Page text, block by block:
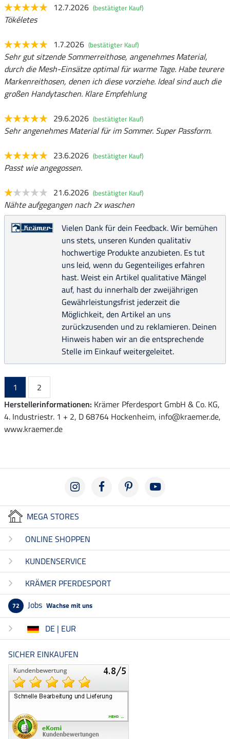
12.7.2026 (bestätigter Kauf)
Tökéletes
1.7.2026 (bestätigter Kauf)
Sehr gut sitzende Sommerreithose, angenehmes Material,
durch die Mesh-Einsätze optimal für warme Tage. Habe teurere
Markenreithosen, denen ich diese vorziehe. Ideal sind auch die
großen Handytaschen. Klare Empfehlung
29.6.2026 (bestätigter Kauf)
Sehr angenehmes Material für im Sommer. Super Passform.
23.6.2026 (bestätigter Kauf)
Passt wie angegossen.
21.6.2026 (bestätigter Kauf)
Nähte aufgegangen nach 2x waschen
Vielen Dank für dein Feedback. Wir bemühen
uns stets, unseren Kunden qualitativ
hochwertige Produkte anzubieten. Es tut
uns leid, wenn du Gegenteiliges erfahren
hast. Weist ein Artikel qualitative Mängel
auf, hast du innerhalb der zweijährigen
Gewährleistungsfrist jederzeit die
Möglichkeit, den Artikel an uns
zurückzusenden und zu reklamieren. Deinen
Hinweis haben wir an die entsprechende
Stelle im Einkauf weitergeleitet.
1
2
Herstellerinformationen: Krämer Pferdesport GmbH & Co. KG,
4. Industriestr. 1 + 2, D 68764 Hockenheim, info@kraemer.de,
www.kraemer.de
MEGA STORES
ONLINE SHOPPEN
KUNDENSERVICE
KRÄMER PFERDESPORT
72 Jobs Wachse mit uns
DE | EUR
SICHER EINKAUFEN